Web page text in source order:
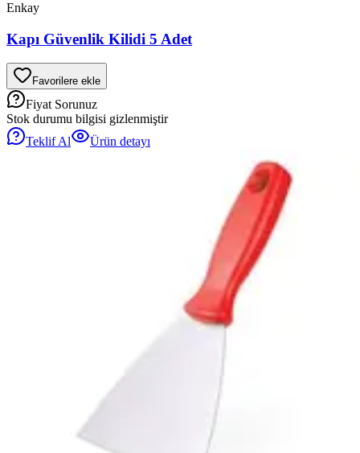
Enkay
Kapı Güvenlik Kilidi 5 Adet
Favorilere ekle
Fiyat Sorunuz
Stok durumu bilgisi gizlenmiştir
Teklif Al
Ürün detayı